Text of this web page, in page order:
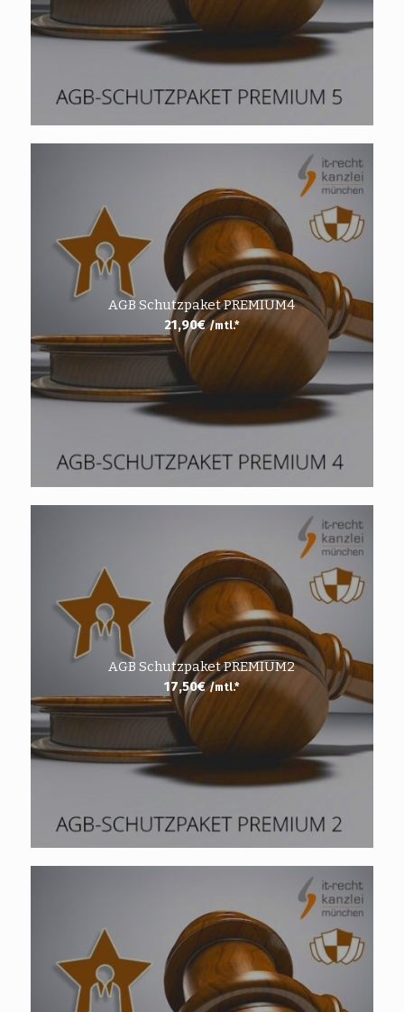
AGB Schutzpaket PREMIUM4
21,90€ /mtl.*
AGB Schutzpaket PREMIUM2
17,50€ /mtl.*